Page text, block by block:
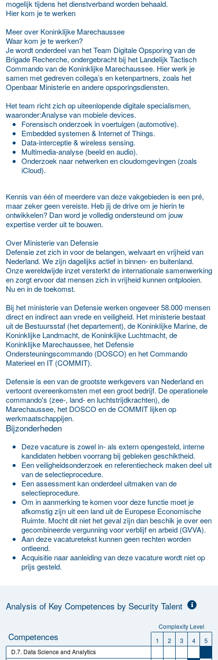
mogelijk tijdens het dienstverband worden behaald.
Hier kom je te werken
Meer over Koninklijke Marechaussee
Waar kom je te werken?
Je wordt onderdeel van het Team Digitale Opsporing van de
Brigade Recherche, ondergebracht bij het Landelijk Tactisch
Commando van de Koninklijke Marechaussee. Hier werk je
samen met gedreven collega’s en ketenpartners, zoals het
Openbaar Ministerie en andere opsporingsdiensten.
Het team richt zich op uiteenlopende digitale specialismen,
waaronder:Analyse van mobiele devices.
Forensisch onderzoek in voertuigen (automotive).
Embedded systemen & Internet of Things.
Data-interceptie & wireless sensing.
Multimedia-analyse (beeld en audio).
Onderzoek naar netwerken en cloudomgevingen (zoals
iCloud).
Kennis van één of meerdere van deze vakgebieden is een pré,
maar zeker geen vereiste. Heb jij de drive om je hierin te
ontwikkelen? Dan word je volledig ondersteund om jouw
expertise verder uit te bouwen.
Over Ministerie van Defensie
Defensie zet zich in voor de belangen, welvaart en vrijheid van
Nederland. We zijn dagelijks actief in binnen- en buitenland.
Onze wereldwijde inzet versterkt de internationale samenwerking
en zorgt ervoor dat mensen zich in vrijheid kunnen ontplooien.
Nu en in de toekomst.
Bij het ministerie van Defensie werken ongeveer 58.000 mensen
direct en indirect aan vrede en veiligheid. Het ministerie bestaat
uit de Bestuursstaf (het departement), de Koninklijke Marine, de
Koninklijke Landmacht, de Koninklijke Luchtmacht, de
Koninklijke Marechaussee, het Defensie
Ondersteuningscommando (DOSCO) en het Commando
Materieel en IT (COMMIT).
Defensie is een van de grootste werkgevers van Nederland en
vertoont overeenkomsten met een groot bedrijf. De operationele
commando's (zee-, land- en luchtstrijdkrachten), de
Marechaussee, het DOSCO en de COMMIT lijken op
werkmaatschappijen.
Bijzonderheden
Deze vacature is zowel in- als extern opengesteld, interne
kandidaten hebben voorrang bij gebleken geschiktheid.
Een veiligheidsonderzoek en referentiecheck maken deel uit
van de selectieprocedure.
Een assessment kan onderdeel uitmaken van de
selectieprocedure.
Om in aanmerking te komen voor deze functie moet je
afkomstig zijn uit een land uit de Europese Economische
Ruimte. Mocht dit niet het geval zijn dan beschik je over een
gecombineerde vergunning voor verblijf en arbeid (GVVA).
Aan deze vacaturetekst kunnen geen rechten worden
ontleend.
Acquisitie naar aanleiding van deze vacature wordt niet op
prijs gesteld.
Analysis of Key Competences by Security Talent
Complexity Level
Competences 1 2 3 4
5
D.7. Data Science and Analytics